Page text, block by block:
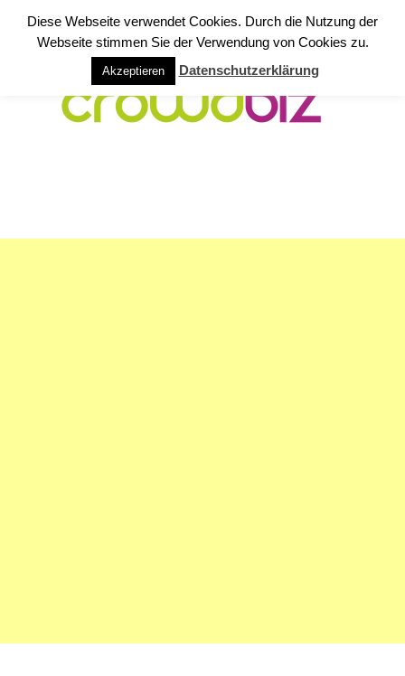
Diese Webseite verwendet Cookies. Durch die Nutzung der
Webseite stimmen Sie der Verwendung von Cookies zu.
Akzeptieren Datenschutzerklärung